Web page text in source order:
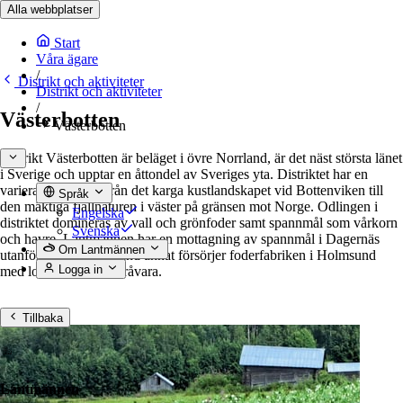
Alla webbplatser
Start
Våra ägare
/
Distrikt och aktiviteter
/
Västerbotten
Språk
Engelska
Svenska
Om Lantmännen
Logga in
Tillbaka
Lantmännen
Distrikt och aktiviteter
Västerbotten
Distrikt Västerbotten är beläget i övre Norrland, är det näst största länet
i Sverige och upptar en åttondel av Sveriges yta. Distriktet har en
varierad natur, allt från det karga kustlandskapet vid Bottenviken till
den mäktiga fjällnaturen i väster på gränsen mot Norge. Odlingen i
distriktet domineras av vall och grönfoder samt spannmål som vårkorn
och havre. Lantmännen har en mottagning av spannmål i Dagernäs
utanför Umeå som bland annat försörjer foderfabriken i Holmsund
med lokalproducerad råvara.